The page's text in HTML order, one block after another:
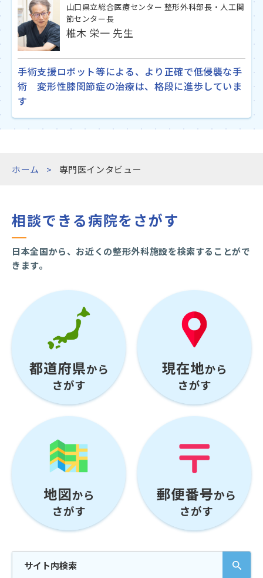
山口県立総合医療センター 整形外科部長・人工関
節センター長
椎木 栄一 先生
手術支援ロボット等による、より正確で低侵襲な手
術 変形性膝関節症の治療は、格段に進歩していま
す
ホーム 専門医インタビュー
相談できる病院をさがす
日本全国から、お近くの整形外科施設を検索することがで
きます。